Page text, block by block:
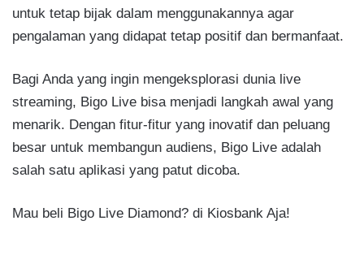
untuk tetap bijak dalam menggunakannya agar
pengalaman yang didapat tetap positif dan bermanfaat.
Bagi Anda yang ingin mengeksplorasi dunia live
streaming, Bigo Live bisa menjadi langkah awal yang
menarik. Dengan fitur-fitur yang inovatif dan peluang
besar untuk membangun audiens, Bigo Live adalah
salah satu aplikasi yang patut dicoba.
Mau beli Bigo Live Diamond? di Kiosbank Aja!